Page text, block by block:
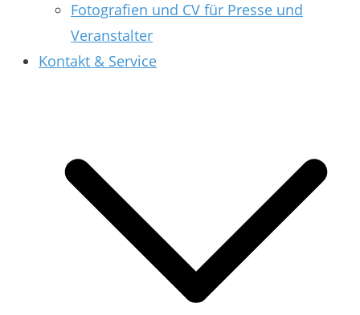
Fotografien und CV für Presse und
Veranstalter
Kontakt & Service